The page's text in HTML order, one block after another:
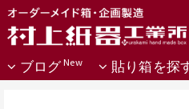
貼り箱を探
ブログ